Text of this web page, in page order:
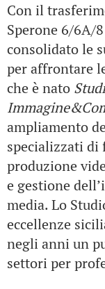
Con il
Sperone 6/6A/
consolidato le
per affrontare
che è nato
ampliamento
specializzati di
produzione
e gestione
media. Lo
eccellenze
negli anni un
settori per